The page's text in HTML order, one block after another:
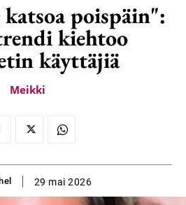
poispäin":
kiehtoo
käyttäjiä
Meikki
29 mai 2026